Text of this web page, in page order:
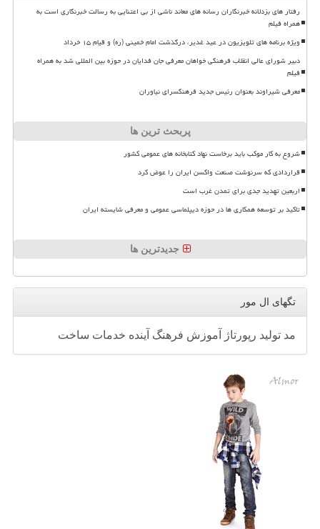
رفتار های بزدلانه خبرنگاران رسانه های معاند ناشی از بی اعتنایی به رسالت خبرنگاری است به
همراه فیلم
ویژه برنامه های تلویزیون در عید غدیر، درگذشت امام خمینی (ره) و قیام ۱۵ خرداد
دبیر شورای عالی انقلاب فرهنگی خواهان معرفی جان فدایان در حوزه بین المللی شد به همراه
فیلم
معرفی شیراوند بعنوان رئیس جدید فرهنگسرای نیاوران
پربحث ترین ها
شروع به کار موکب باید برخاست نهاد کتابخانه های عمومی کشور
قراردادی که سرنوشت صنعت واکسن ایران را عوض کرد
اربعین تهدید جدی برای تمدن غرب است
تاکید بر توسعه همکاری ها در حوزه دیپلماسی عمومی و معرفی شایسته ایران
جدیدترین ها
تگهای ال مور
مد تولید رپورتاژ آموزش فرهنگ آینده خدمات ساخت